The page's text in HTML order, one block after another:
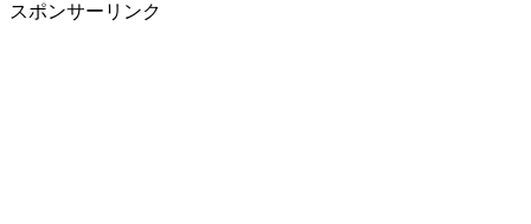
スポンサーリンク